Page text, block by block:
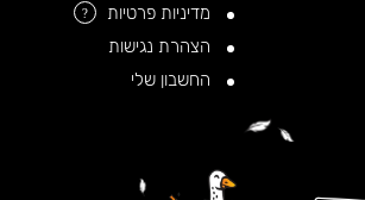
מדיניות פרטיות
?
הצהרת נגישות
החשבון שלי